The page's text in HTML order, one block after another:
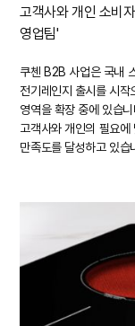
고객사와 개인 소비
영업팀'
쿠첸 B2B 사업은 국내
전기레인지 출시를 시
영역을 확장 중에 있습
고객사와 개인의 필요
만족도를 달성하고 있습